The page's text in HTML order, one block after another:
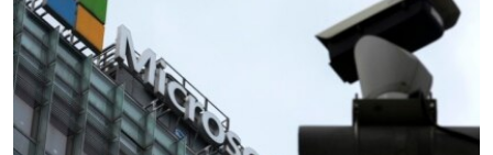
"Tìm"NGƯỜI VIỆT HẢI NGOẠI
ĐỜI SỐNG
KINH TẾ
KHOA HỌC
TẠI
HÀNH TRÌNH BẦU CỬ 2024
MỘT NĂM CHIẾN TRANH TẠI DẢI GAZA
GIẢI MÃ VÀNH ĐAI & CON ĐƯỜNG
VIDEO
NGHE
MẠNG XÃ HỘI